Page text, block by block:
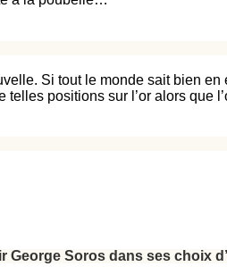
Si tout le monde sait bien
positions sur l’or alors
Soros dans ses choix